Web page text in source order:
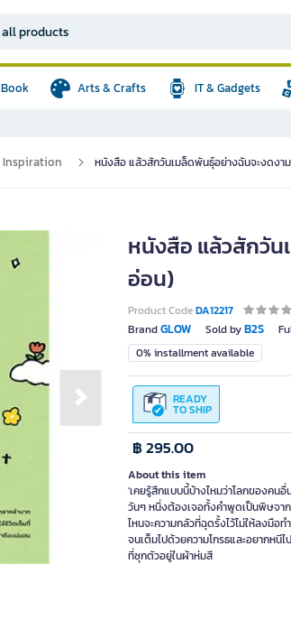
Book Arts & Crafts IT & Gadgets
Inspiration หนังสือ แล้วสักวันเมล็ดพันธุ์อย่างฉันจะงดงา
Next slide
หนังสือ แล้วสักวัน
อ่อน)
Product CodeDA12217
BrandGLOW Sold byB2S
0% installment available
READY
TO SHIP
฿ 295.00
About this item
'เคยรู้สึกแบบนี้บ้างไหมว่าโลกของคน
วันๆ หนึ่งต้องเจอทั้งคำพูดเป็นพิษจา
ไหนจะความกลัวที่ฉุดรั้งไว้ไม่ให้ลงมือ
จนเต็มไปด้วยความโกรธและอยากหนี
ที่ซุกตัวอยู่ในผ้าห่มสี